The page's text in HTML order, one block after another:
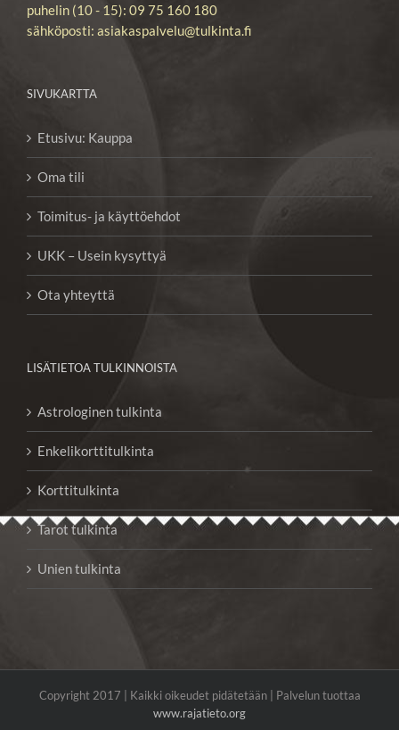
puhelin (10 - 15): 09 75 160 180
sähköposti: asiakaspalvelu@tulkinta.fi
SIVUKARTTA
Etusivu: Kauppa
Oma tili
Toimitus- ja käyttöehdot
UKK – Usein kysyttyä
Ota yhteyttä
LISÄTIETOA TULKINNOISTA
Astrologinen tulkinta
Enkelikorttitulkinta
Korttitulkinta
Tarot tulkinta
Unien tulkinta
Copyright 2017 | Kaikki oikeudet pidätetään | Palvelun tuottaa
www.rajatieto.org